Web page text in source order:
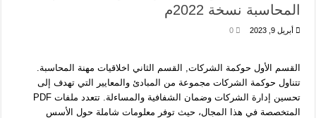
شهاده CFA
سلسه شرح قيود اليومية من البداية للنهايه
سلسه شرح قيود اليومية من البداية للنهايه
المحاسبة نسخة 2022م
أبريل 9, 2023 0
القسم الأول حوكمة الشركات, القسم الثاني اخلاقيات مهنة المحاسبة.
تتناول حوكمة الشركات مجموعة من المبادئ والمعايير التي تهدف إلى
تحسين إدارة الشركات وضمان الشفافية والمساءلة. تتعدد ملفات PDF
المتخصصة في هذا المجال، حيث توفر معلومات شاملة حول الأسس